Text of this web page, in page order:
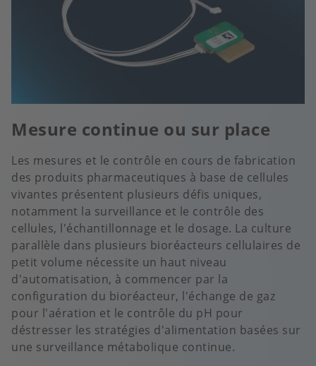
Mesure continue ou sur place
Les mesures et le contrôle en cours de fabrication
des produits pharmaceutiques à base de cellules
vivantes présentent plusieurs défis uniques,
notamment la surveillance et le contrôle des
cellules, l'échantillonnage et le dosage. La culture
parallèle dans plusieurs bioréacteurs cellulaires de
petit volume nécessite un haut niveau
d'automatisation, à commencer par la
configuration du bioréacteur, l'échange de gaz
pour l'aération et le contrôle du pH pour
déstresser les stratégies d'alimentation basées sur
une surveillance métabolique continue.